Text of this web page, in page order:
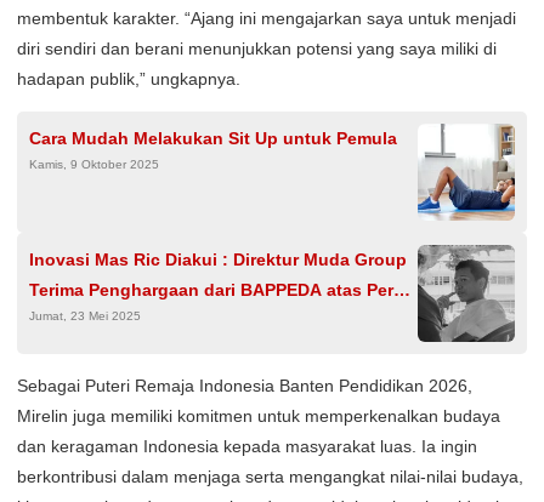
membentuk karakter. “Ajang ini mengajarkan saya untuk menjadi
diri sendiri dan berani menunjukkan potensi yang saya miliki di
hadapan publik,” ungkapnya.
Cara Mudah Melakukan Sit Up untuk Pemula
Kamis, 9 Oktober 2025
Inovasi Mas Ric Diakui : Direktur Muda Group
Terima Penghargaan dari BAPPEDA atas Peran
Strategis
Jumat, 23 Mei 2025
Sebagai Puteri Remaja Indonesia Banten Pendidikan 2026,
Mirelin juga memiliki komitmen untuk memperkenalkan budaya
dan keragaman Indonesia kepada masyarakat luas. Ia ingin
berkontribusi dalam menjaga serta mengangkat nilai-nilai budaya,